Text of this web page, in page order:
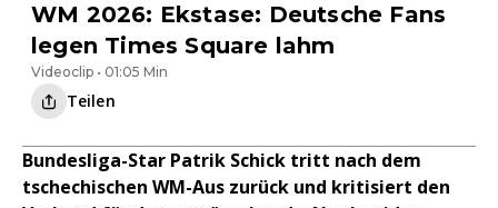
WM 2026: Ekstase: Deutsche Fans
legen Times Square lahm
Videoclip • 01:05 Min
Teilen
Bundesliga-Star Patrik Schick tritt nach dem
tschechischen WM-Aus zurück und kritisiert den